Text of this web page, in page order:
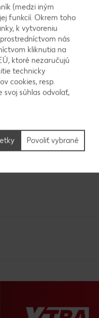
v
(medzi iným
funkcií. Okrem toho
k vytvoreniu
nás
kliknutia na
ktoré nezaručujú
technicky
cookies, resp.
svoj súhlas odvolať,
Povoliť vybrané